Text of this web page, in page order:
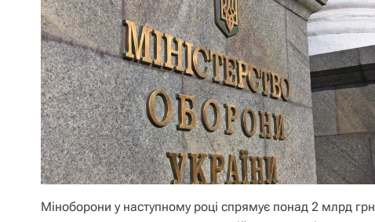
Міноборони у наступному році спрямує понад 2 млрд грн